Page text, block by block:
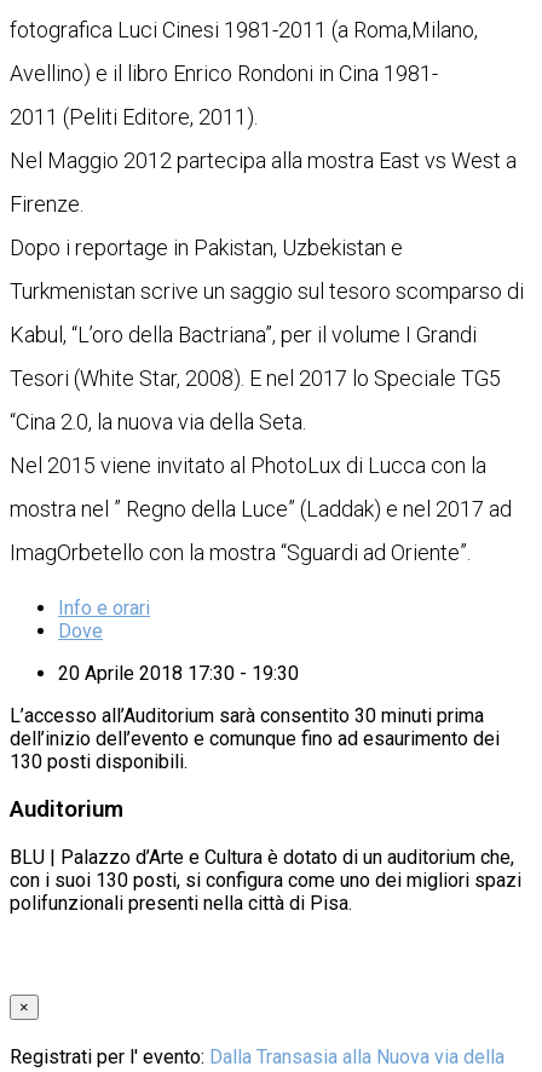
fotografica Luci Cinesi 1981-2011 (a Roma,Milano,
Avellino) e il libro Enrico Rondoni in Cina 1981-
2011 (Peliti Editore, 2011).
Nel Maggio 2012 partecipa alla mostra East vs West a
Firenze.
Dopo i reportage in Pakistan, Uzbekistan e
Turkmenistan scrive un saggio sul tesoro scomparso di
Kabul, “L’oro della Bactriana”, per il volume I Grandi
Tesori (White Star, 2008). E nel 2017 lo Speciale TG5
“Cina 2.0, la nuova via della Seta.
Nel 2015 viene invitato al PhotoLux di Lucca con la
mostra nel ” Regno della Luce” (Laddak) e nel 2017 ad
ImagOrbetello con la mostra “Sguardi ad Oriente”.
Info e orari
Dove
20 Aprile 2018 17:30 - 19:30
L’accesso all’Auditorium sarà consentito 30 minuti prima
dell’inizio dell’evento e comunque fino ad esaurimento dei
130 posti disponibili.
Auditorium
BLU | Palazzo d’Arte e Cultura è dotato di un auditorium che,
con i suoi 130 posti, si configura come uno dei migliori spazi
polifunzionali presenti nella città di Pisa.
×
Registrati per l' evento: Dalla Transasia alla Nuova via della